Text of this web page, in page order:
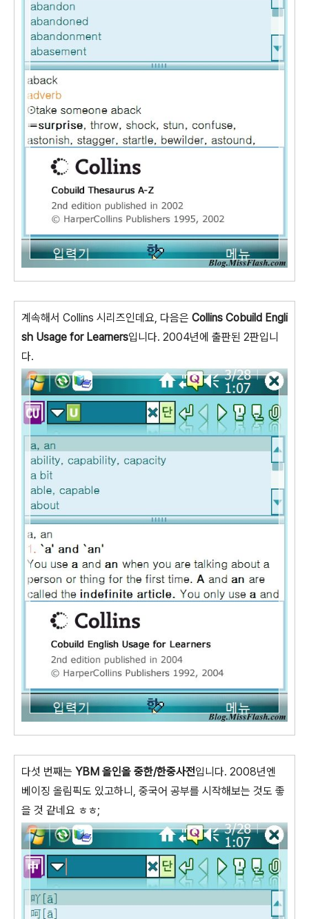
계속해서 Collins 시리즈인데요, 다음은 Collins Cobuild Engli
sh Usage for Learners입니다. 2004년에 출판된 2판입니
다.
다섯 번째는 YBM 올인올 중한/한중사전입니다. 2008년엔
베이징 올림픽도 있고하니, 중국어 공부를 시작해보는 것도 좋
을 것 같네요 ㅎㅎ;